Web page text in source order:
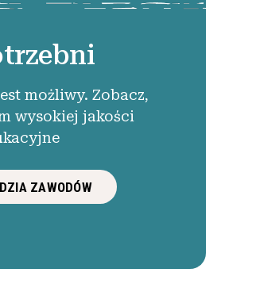
możliwy. Zobacz,
wysokiej jakości
ZAWODÓW